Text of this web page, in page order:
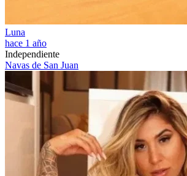
Luna
hace 1 año
Independiente
Navas de San Juan